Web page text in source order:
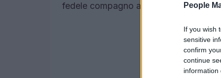
People
If you wish
sensitive
confirm
continue
information
fedele compagno a casa, e sono tutte